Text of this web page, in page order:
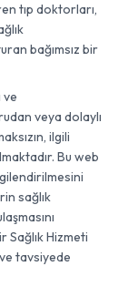
tıp doktorları,
bağımsız bir
ve
veya dolaylı
ilgili
Bu web
sağlık
Sağlık Hizmeti
tavsiyede